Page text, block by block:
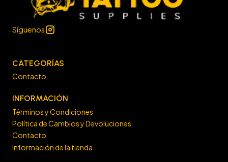
Síguenos
CATEGORÍAS
Contacto
INFORMACIÓN
Términos y Condiciones
Política de Cambios y Devoluciones
Contacto
Información de la tienda